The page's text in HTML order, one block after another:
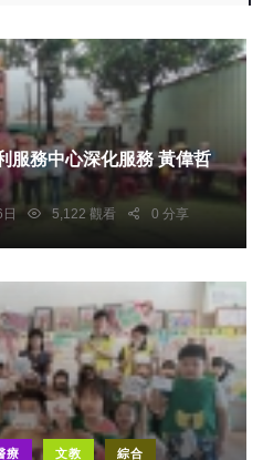
服務中心深化服務 黃偉哲
5,122 觀看 0 分享
療 文教 綜合